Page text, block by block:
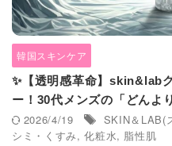
韓国スキンケア
✨【透明感革命】skin&lab
ー！30代メンズの「どんよ
2026/4/19 SKIN＆LAB(
シミ・くすみ,化粧水, 脂性肌